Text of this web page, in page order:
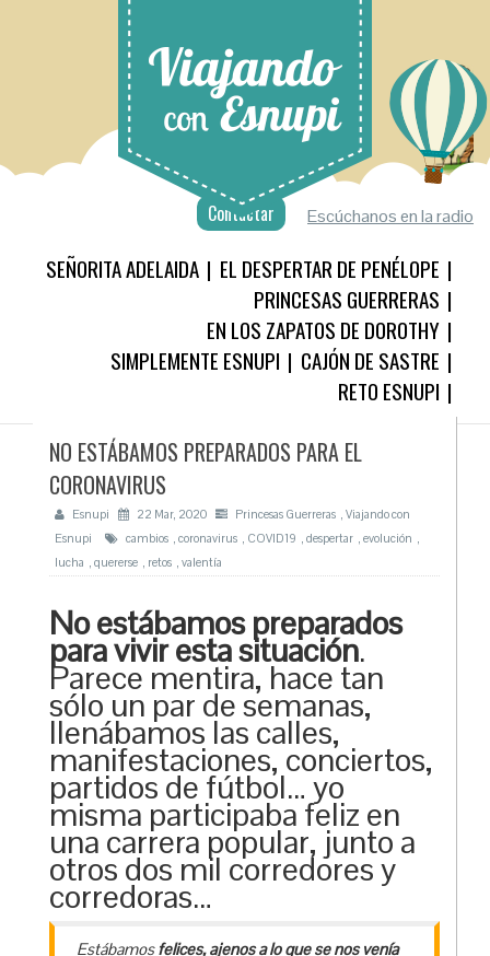
Escúchanos en la radio
Contactar
SEÑORITA ADELAIDA
EL DESPERTAR DE PENÉLOPE
PRINCESAS GUERRERAS
EN LOS ZAPATOS DE DOROTHY
SIMPLEMENTE ESNUPI
CAJÓN DE SASTRE
RETO ESNUPI
NO ESTÁBAMOS PREPARADOS PARA EL
CORONAVIRUS
Esnupi 22 Mar, 2020 Princesas Guerreras , Viajando con
Esnupi
cambios , coronavirus , COVID19 , despertar , evolución ,
lucha , quererse , retos , valentía
No estábamos preparados
para vivir esta situación.
Parece mentira, hace tan
sólo un par de semanas,
llenábamos las calles,
manifestaciones, conciertos,
partidos de fútbol… yo
misma participaba feliz en
una carrera popular, junto a
otros dos mil corredores y
corredoras…
Estábamosfelices, ajenos a lo que se nos venía